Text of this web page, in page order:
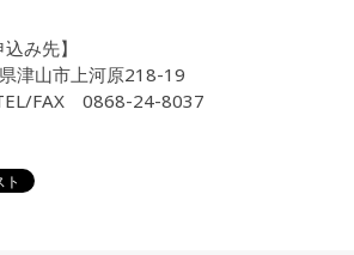
み先】
津山市上河原218-19
FAX 0868-24-8037